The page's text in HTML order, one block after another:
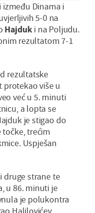
Dinama i
5-0 na
Hajduki na Poljudu.
rezultatom 7-1
rezultatske
protekao više u
već u 5. minuti
a lopta se
je stigao do
trećim
Uspješan
druge strane te
u 86. minuti je
je polukontra